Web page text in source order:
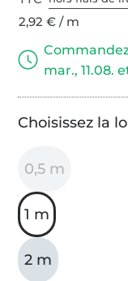
2,92 € / m
mar., 11.08.
Choisissez la
0,5 m
1 m
2 m